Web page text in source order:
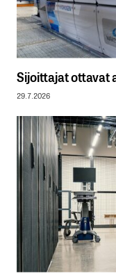
Sijoittajat ottavat
29.7.2026